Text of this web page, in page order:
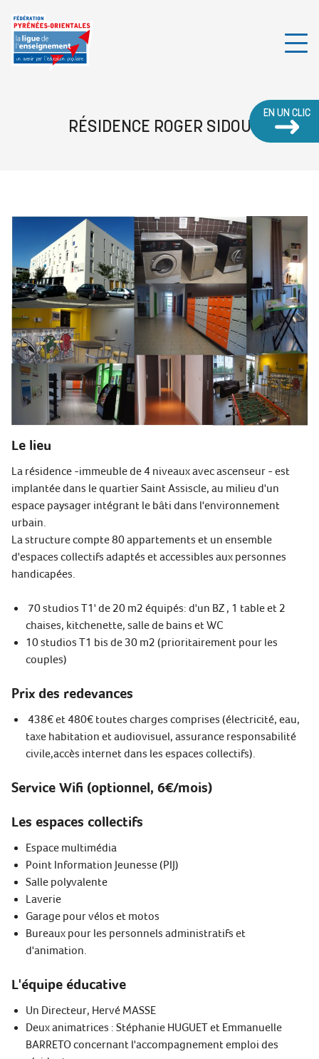
EN UN CLIC
RÉSIDENCE ROGER SIDOU
Le lieu
La résidence -immeuble de 4 niveaux avec ascenseur - est
implantée dans le quartier Saint Assiscle, au milieu d'un
espace paysager intégrant le bâti dans l'environnement
urbain.
La structure compte 80 appartements et un ensemble
d'espaces collectifs adaptés et accessibles aux personnes
handicapées.
70 studios T1' de 20 m2 équipés: d'un BZ , 1 table et 2
chaises, kitchenette, salle de bains et WC
10 studios T1 bis de 30 m2 (prioritairement pour les
couples)
Prix des redevances
438€ et 480€ toutes charges comprises (électricité, eau,
taxe habitation et audiovisuel, assurance responsabilité
civile,accès internet dans les espaces collectifs).
Service Wifi (optionnel, 6€/mois)
Les espaces collectifs
Espace multimédia
Point Information Jeunesse (PIJ)
Salle polyvalente
Laverie
Garage pour vélos et motos
Bureaux pour les personnels administratifs et
d'animation.
L'équipe éducative
Un Directeur, Hervé MASSE
Deux animatrices : Stéphanie HUGUET et Emmanuelle
BARRETO concernant l'accompagnement emploi des